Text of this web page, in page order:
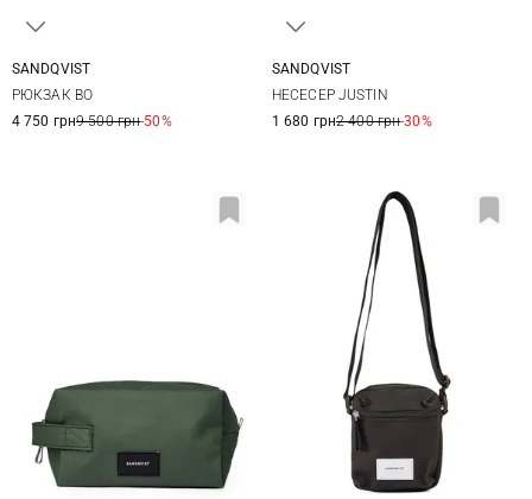
28X44X16СМ
SANDQVIST
РЮКЗАК BO
4 750 грн9 500 грн-50%
23X13X13СМ
SANDQVIST
НЕСЕСЕР JUSTIN
1 680 грн2 400 грн-30%